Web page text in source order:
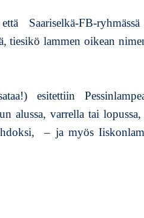
k
o
m
Saariselkä-FB-
tiesikö lammen oikean
esitettiin
alussa, varrella tai
– ja myös